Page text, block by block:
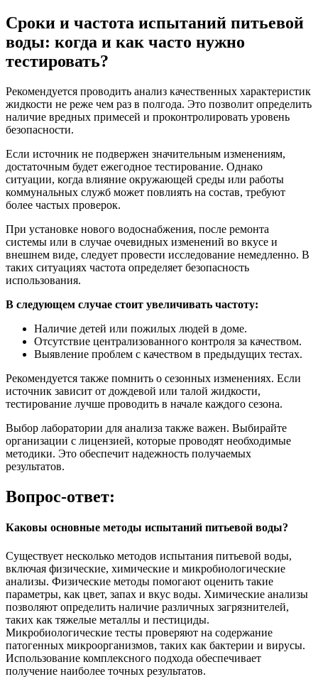
Сроки и частота испытаний питьевой
воды: когда и как часто нужно
тестировать?
Рекомендуется проводить анализ качественных характеристик
жидкости не реже чем раз в полгода. Это позволит определить
наличие вредных примесей и проконтролировать уровень
безопасности.
Если источник не подвержен значительным изменениям,
достаточным будет ежегодное тестирование. Однако
ситуации, когда влияние окружающей среды или работы
коммунальных служб может повлиять на состав, требуют
более частых проверок.
При установке нового водоснабжения, после ремонта
системы или в случае очевидных изменений во вкусе и
внешнем виде, следует провести исследование немедленно. В
таких ситуациях частота определяет безопасность
использования.
В следующем случае стоит увеличивать частоту:
Наличие детей или пожилых людей в доме.
Отсутствие централизованного контроля за качеством.
Выявление проблем с качеством в предыдущих тестах.
Рекомендуется также помнить о сезонных изменениях. Если
источник зависит от дождевой или талой жидкости,
тестирование лучше проводить в начале каждого сезона.
Выбор лаборатории для анализа также важен. Выбирайте
организации с лицензией, которые проводят необходимые
методики. Это обеспечит надежность получаемых
результатов.
Вопрос-ответ:
Каковы основные методы испытаний питьевой воды?
Существует несколько методов испытания питьевой воды,
включая физические, химические и микробиологические
анализы. Физические методы помогают оценить такие
параметры, как цвет, запах и вкус воды. Химические анализы
позволяют определить наличие различных загрязнителей,
таких как тяжелые металлы и пестициды.
Микробиологические тесты проверяют на содержание
патогенных микроорганизмов, таких как бактерии и вирусы.
Использование комплексного подхода обеспечивает
получение наиболее точных результатов.